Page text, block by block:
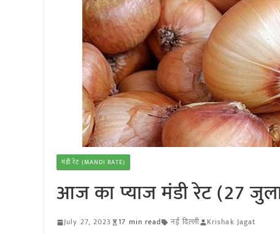
मंडी रेट (MANDI RATE)
आज का प्याज मंडी रेट (27
July 27, 2023 17 min read नई दिल्ली Krishak Jagat